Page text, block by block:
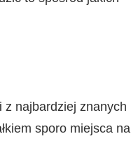
z najbardziej znanych
sporo miejsca na